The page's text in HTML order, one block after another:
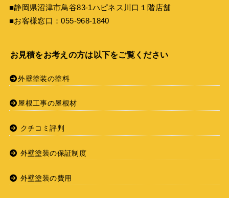
■静岡県沼津市鳥谷83-1ハピネス川口１階店舗
■お客様窓口：055-968-1840
お見積をお考えの方は以下をご覧ください
外壁塗装の塗料
屋根工事の屋根材
クチコミ評判
外壁塗装の保証制度
外壁塗装の費用